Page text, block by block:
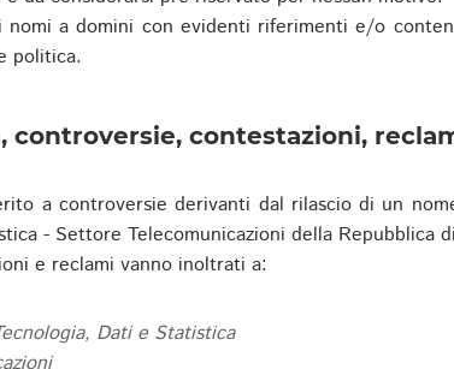
nomi a domini con evidenti riferimenti e/o
politica.
controversie, contestazioni,
a controversie derivanti dal rilascio di un
- Settore Telecomunicazioni della
e reclami vanno inoltrati a:
Dati e Statistica